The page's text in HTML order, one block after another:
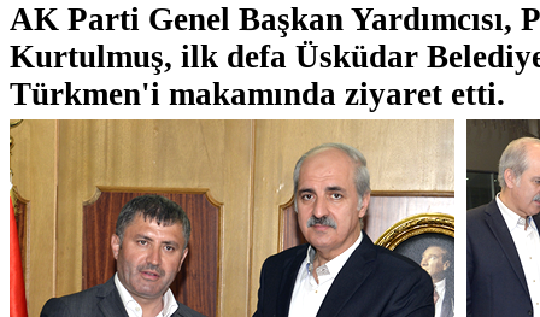
AK Parti Genel Başkan Yardımcısı,
Kurtulmuş, ilk defa Üsküdar
Türkmen'i makamında ziyaret etti.